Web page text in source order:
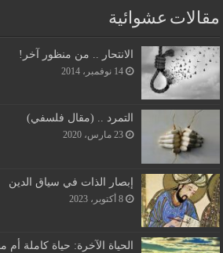
مقالات عشوائية
الانتحار .. من منظور آخر!
14 نوفمبر، 2014
التمرد .. (مقال فلسفي)
23 مارس، 2020
إبصار الذات في سياق الدين
8 أكتوبر، 2023
الحياة الآخرة: حياة كاملة